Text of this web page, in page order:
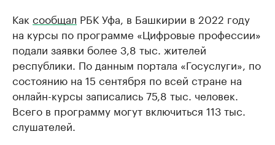
Как сообщал РБК Уфа, в Башкирии в 2022 году
на курсы по программе «Цифровые профессии»
подали заявки более 3,8 тыс. жителей
республики. По данным портала «Госуслуги», по
состоянию на 15 сентября по всей стране на
онлайн-курсы записались 75,8 тыс. человек.
Всего в программу могут включиться 113 тыс.
слушателей.